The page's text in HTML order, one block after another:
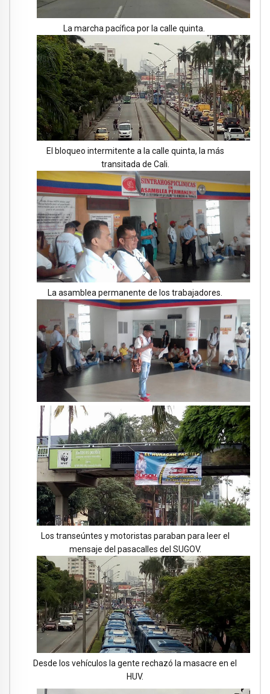
La marcha pacífica por la calle quinta.
El bloqueo intermitente a la calle quinta, la más
transitada de Cali.
La asamblea permanente de los trabajadores.
Los transeúntes y motoristas paraban para leer el
mensaje del pasacalles del SUGOV.
Desde los vehículos la gente rechazó la masacre en el
HUV.